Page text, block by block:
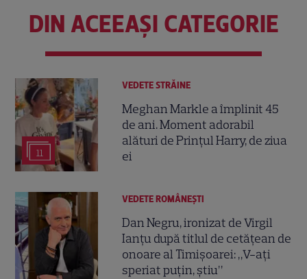
DIN ACEEAȘI CATEGORIE
11
VEDETE STRĂINE
Meghan Markle a împlinit 45
de ani. Moment adorabil
alături de Prințul Harry, de ziua
ei
VEDETE ROMÂNEŞTI
Dan Negru, ironizat de Virgil
Ianțu după titlul de cetățean de
onoare al Timișoarei: „V-ați
speriat puțin, știu”